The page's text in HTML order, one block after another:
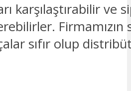
karşılaştırabilir ve
Firmamızın
sıfır olup